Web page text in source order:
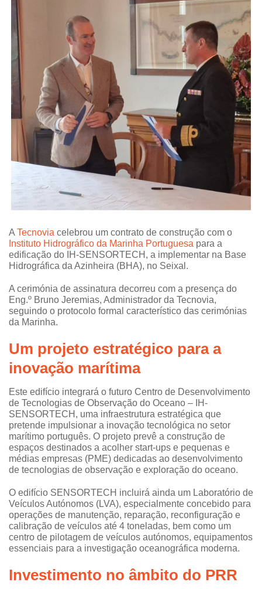
A Tecnovia celebrou um contrato de construção com o
Instituto Hidrográfico da Marinha Portuguesa para a
edificação do IH-SENSORTECH, a implementar na Base
Hidrográfica da Azinheira (BHA), no Seixal.
A cerimónia de assinatura decorreu com a presença do
Eng.º Bruno Jeremias, Administrador da Tecnovia,
seguindo o protocolo formal característico das cerimónias
da Marinha.
Um projeto estratégico para a
inovação marítima
Este edifício integrará o futuro Centro de Desenvolvimento
de Tecnologias de Observação do Oceano – IH-
SENSORTECH, uma infraestrutura estratégica que
pretende impulsionar a inovação tecnológica no setor
marítimo português. O projeto prevê a construção de
espaços destinados a acolher start-ups e pequenas e
médias empresas (PME) dedicadas ao desenvolvimento
de tecnologias de observação e exploração do oceano.
O edifício SENSORTECH incluirá ainda um Laboratório de
Veículos Autónomos (LVA), especialmente concebido para
operações de manutenção, reparação, reconfiguração e
calibração de veículos até 4 toneladas, bem como um
centro de pilotagem de veículos autónomos, equipamentos
essenciais para a investigação oceanográfica moderna.
Investimento no âmbito do PRR